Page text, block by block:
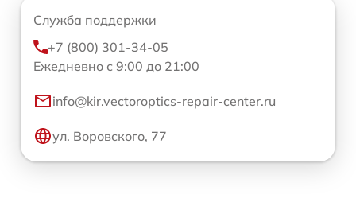
Служба поддержки
+7 (800) 301-34-05
Ежедневно с 9:00 до 21:00
info@kir.vectoroptics-repair-center.ru
ул. Воровского, 77